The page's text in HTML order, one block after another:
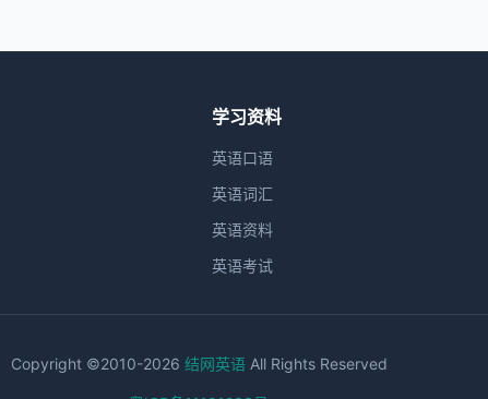
学习资料
英语口语
英语词汇
英语资料
英语考试
Copyright ©2010-2026 结网英语All Rights Reserved